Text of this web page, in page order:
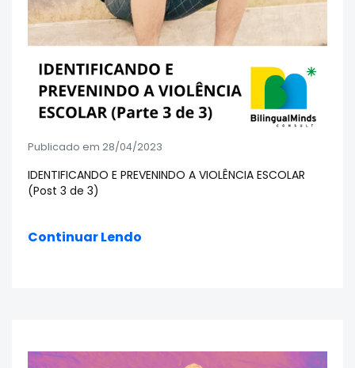
Publicado em 28/04/2023
IDENTIFICANDO E PREVENINDO A VIOLÊNCIA ESCOLAR
(Post 3 de 3)
Continuar Lendo